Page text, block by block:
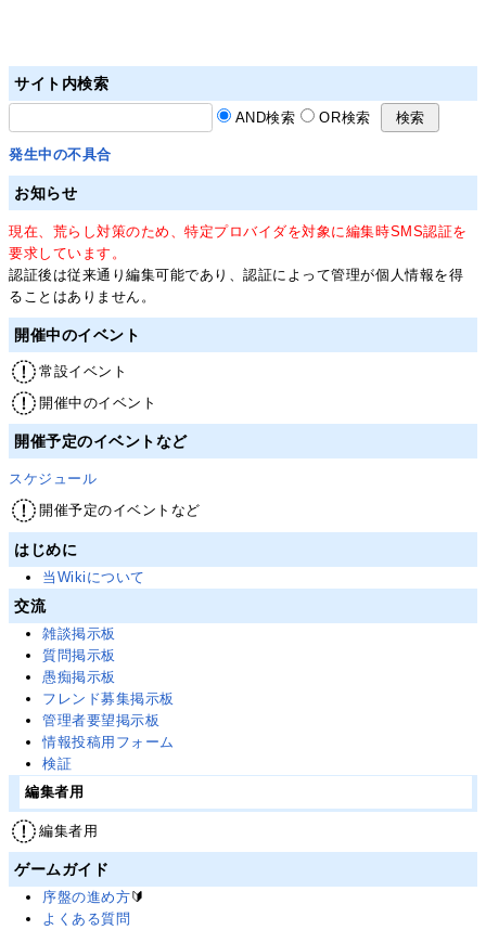
サイト内検索
AND検索 OR検索
発生中の不具合
お知らせ
現在、荒らし対策のため、特定プロバイダを対象に編集時SMS認証を
要求しています。
認証後は従来通り編集可能であり、認証によって管理が個人情報を得
ることはありません。
開催中のイベント
常設イベント
開催中のイベント
開催予定のイベントなど
スケジュール
開催予定のイベントなど
はじめに
当Wikiについて
交流
雑談掲示板
質問掲示板
愚痴掲示板
フレンド募集掲示板
管理者要望掲示板
情報投稿用フォーム
検証
編集者用
編集者用
ゲームガイド
序盤の進め方🔰
よくある質問